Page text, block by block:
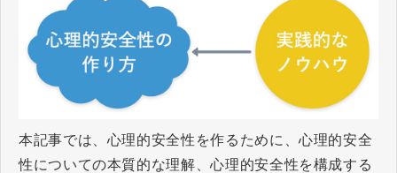
本記事では、心理的安全性を作るために、心理的安全
性についての本質的な理解、心理的安全性を構成する